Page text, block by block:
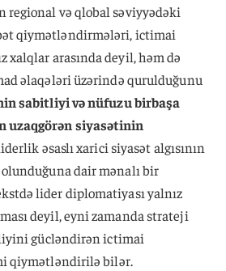
regional və qlobal səviyyədəki
qiymətləndirmələri, ictimai
xalqlar arasında deyil, həm də
əlaqələri üzərində qurulduğunu
sabitliyi və nüfuzu birbaşa
uzaqgörən siyasətinin
əsaslı xarici siyasət algısının
dair mənalı bir
lider diplomatiyası yalnız
deyil, eyni zamanda strateji
gücləndirən ictimai
qiymətləndirilə bilər.